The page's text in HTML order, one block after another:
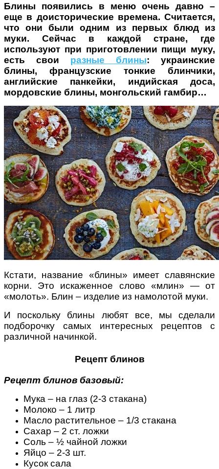
Материнське вигорання: як
собі допомогти
Як підготувати дитину до
навчального року? Поради
лікаря батькам
Поради багатодітної мами:
особистісний розвиток в
декреті
Ми запитали у зіркових
мам, яка вона - мамаWOW
Блины появились в меню очень давно –
еще в доисторические времена. Считается,
что они были одним из первых блюд из
муки. Сейчас в каждой стране, где
используют при приготовлении пищи муку,
есть свои разные блины: украинские
блины, французские тонкие блинчики,
английские панкейки, индийская доса,
мордовские блины, монгольский гамбир…
Кстати, название «блины» имеет славянские
корни. Это искаженное слово «млин» — от
«молоть». Блин – изделие из намолотой муки.
И поскольку блины любят все, мы сделали
подборочку самых интересных рецептов с
различной начинкой.
Рецепт блинов
Рецепт блинов базовый:
Мука – на глаз (2-3 стакана)
Молоко – 1 литр
Масло растительное – 1/3 стакана
Сахар – 2 ст. ложки
Соль – ½ чайной ложки
Яйцо – 2-3 шт.
Кусок сала